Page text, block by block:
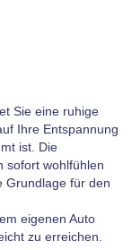
Sie eine ruhige
Ihre Entspannung
ist. Die
sofort wohlfühlen
Grundlage für den
eigenen Auto
zu erreichen.